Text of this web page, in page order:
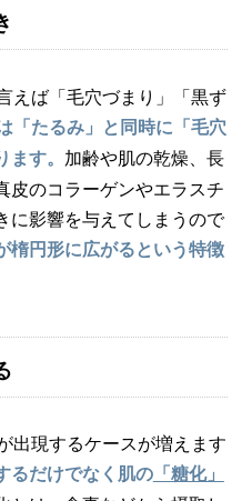
えば「毛穴づまり」「黒ず
「たるみ」と同時に「毛穴
す。 加齢や肌の乾燥、長
皮のコラーゲンやエラスチ
に影響を与えてしまうので
楕円形に広がるという特徴
出現するケースが増えます
るだけでなく肌の「糖化」